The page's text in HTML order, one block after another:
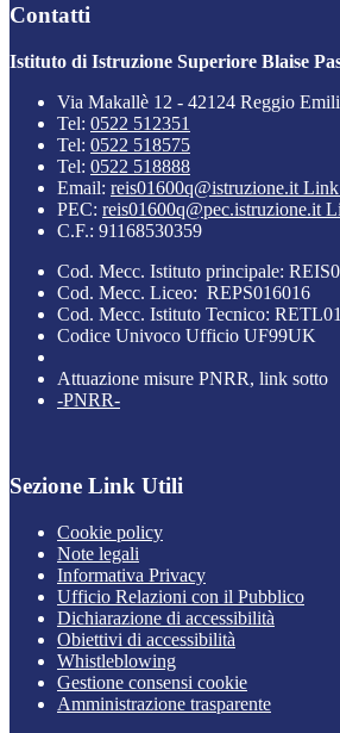
Contatti
Istituto di Istruzione Superiore Blaise
Via Makallè 12 - 42124 Reggio
Tel: 0522 512351
Tel: 0522 518575
Tel: 0522 518888
Email: reis01600q@istruzione.it Link
PEC: reis01600q@pec.istruzione.it
C.F.: 91168530359
Cod. Mecc. Istituto principale:
Cod. Mecc. Liceo: REPS016016
Cod. Mecc. Istituto Tecnico:
Codice Univoco Ufficio UF99UK
Attuazione misure PNRR, link sotto
-PNRR-
Sezione Link Utili
Cookie policy
Note legali
Informativa Privacy
Ufficio Relazioni con il Pubblico
Dichiarazione di accessibilità
Obiettivi di accessibilità
Whistleblowing
Gestione consensi cookie
Amministrazione trasparente